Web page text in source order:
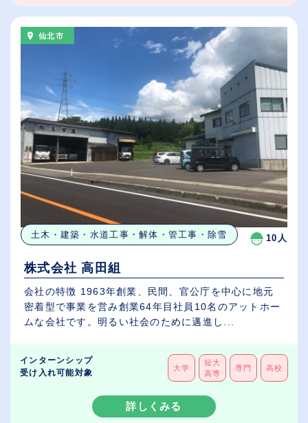
仙北市
土木・建築・水道工事・解体・管工事・除雪 10人
株式会社 高田組
会社の特徴 1963年創業、民間、官公庁を中心に地元
密着型で事業を営み創業64年目社員10名のアットホー
ムな会社です。明るい社会のために邁進し...
インターンシップ
受け入れ可能対象
大学
短大
高専
専門 高校
詳しくみる